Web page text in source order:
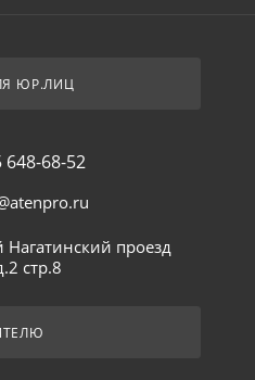
ЮР.ЛИЦ
648-68-52
Нагатинский проезд
стр.8